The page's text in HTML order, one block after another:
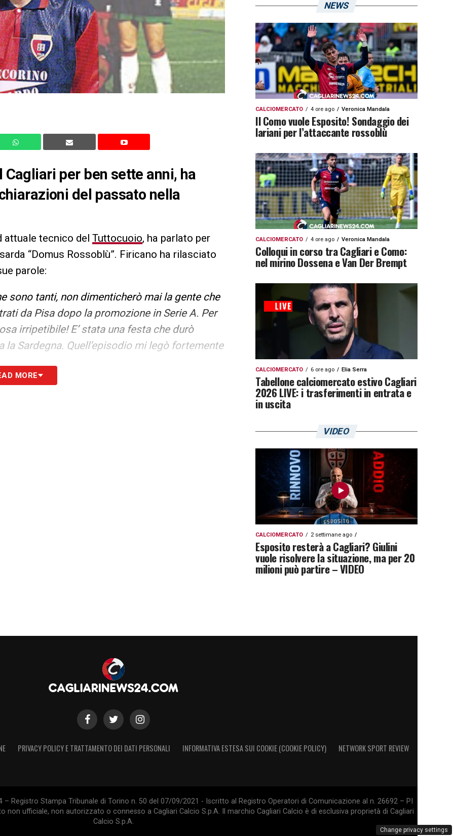
per ben sette anni, ha
del passato nella
attuale tecnico del Tuttocuoio, ha parlato per
“Domus Rossoblù”. Firicano ha rilasciato
parole:
sono tanti, non dimenticherò mai la gente che
da Pisa dopo la promozione in Serie A. Per
irripetibile! E’ stata una festa che durò
Sardegna. Quell’episodio mi legò fortemente
MORE
NEWS
CALCIOMERCATO 4 ore ago Veronica Mandala
Il Como vuole Esposito! Sondaggio dei
lariani per l’attaccante rossoblù
CALCIOMERCATO 4 ore ago Veronica Mandala
Colloqui in corso tra Cagliari e Como:
nel mirino Dossena e Van Der Brempt
CALCIOMERCATO 6 ore ago Elia Serra
Tabellone calciomercato estivo Cagliari
2026 LIVE: i trasferimenti in entrata e
in uscita
VIDEO
CALCIOMERCATO 2 settimane ago
Esposito resterà a Cagliari? Giulini
vuole risolvere la situazione, ma per 20
milioni può partire – VIDEO
PRIVACY POLICY E TRATTAMENTO DEI DATI PERSONALI INFORMATIVA ESTESA SUI COOKIE (COOKIE POLICY) NETWORK SPORT REVIEW
Registro Stampa Tribunale di Torino n. 50 del 07/09/2021 - Iscritto al Registro Operatori di Comunicazione al n. 26692 – PI
non ufficiale, non autorizzato o connesso a Cagliari Calcio S.p.A. Il marchio Cagliari Calcio è di esclusiva proprietà di Cagliari
Calcio S.p.A.
Change privacy settings